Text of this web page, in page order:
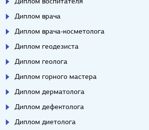
Диплом врача
Диплом врача-косметолога
Диплом геодезиста
Диплом геолога
Диплом горного мастера
Диплом дерматолога
Диплом дефектолога
Диплом диетолога